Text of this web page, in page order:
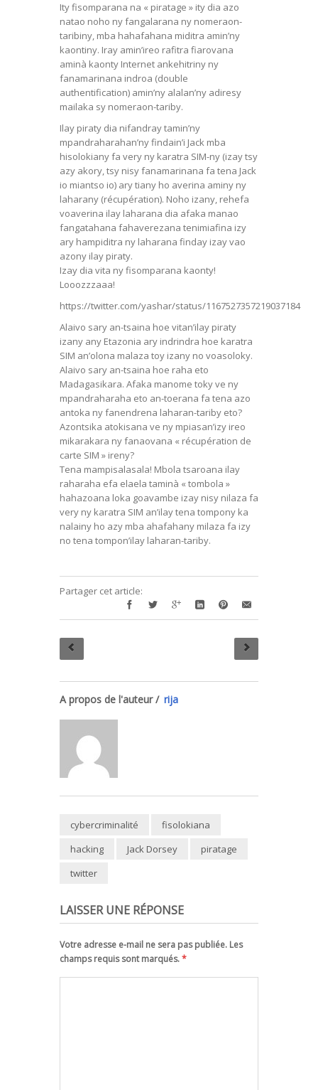
Ity fisomparana na « piratage » ity dia azo
natao noho ny fangalarana ny nomeraon-
taribiny, mba hahafahana miditra amin’ny
kaontiny. Iray amin’ireo rafitra fiarovana
aminà kaonty Internet ankehitriny ny
fanamarinana indroa (double
authentification) amin’ny alalan’ny adiresy
mailaka sy nomeraon-tariby.
Ilay piraty dia nifandray tamin’ny
mpandraharahan’ny findain’i Jack mba
hisolokiany fa very ny karatra SIM-ny (izay tsy
azy akory, tsy nisy fanamarinana fa tena Jack
io miantso io) ary tiany ho averina aminy ny
laharany (récupération). Noho izany, rehefa
voaverina ilay laharana dia afaka manao
fangatahana fahaverezana tenimiafina izy
ary hampiditra ny laharana finday izay vao
azony ilay piraty.
Izay dia vita ny fisomparana kaonty!
Looozzzaaa!
https://twitter.com/yashar/status/1167527357219037184
Alaivo sary an-tsaina hoe vitan’ilay piraty
izany any Etazonia ary indrindra hoe karatra
SIM an’olona malaza toy izany no voasoloky.
Alaivo sary an-tsaina hoe raha eto
Madagasikara. Afaka manome toky ve ny
mpandraharaha eto an-toerana fa tena azo
antoka ny fanendrena laharan-tariby eto?
Azontsika atokisana ve ny mpiasan’izy ireo
mikarakara ny fanaovana « récupération de
carte SIM » ireny?
Tena mampisalasala! Mbola tsaroana ilay
raharaha efa elaela taminà « tombola »
hahazoana loka goavambe izay nisy nilaza fa
very ny karatra SIM an’ilay tena tompony ka
nalainy ho azy mba ahafahany milaza fa izy
no tena tompon’ilay laharan-tariby.
Partager cet article:
A propos de l'auteur / rija
cybercriminalité
fisolokiana
hacking
Jack Dorsey
piratage
twitter
LAISSER UNE RÉPONSE
Votre adresse e-mail ne sera pas publiée. Les
champs requis sont marqués.*